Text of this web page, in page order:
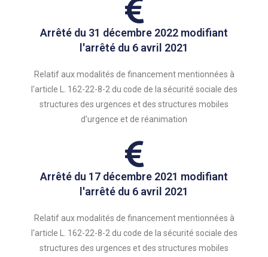
Arrêté du 31 décembre 2022 modifiant
l'arrêté du 6 avril 2021
Relatif aux modalités de financement mentionnées à
l'article L. 162-22-8-2 du code de la sécurité sociale des
structures des urgences et des structures mobiles
d'urgence et de réanimation
Arrêté du 17 décembre 2021 modifiant
l'arrêté du 6 avril 2021
Relatif aux modalités de financement mentionnées à
l'article L. 162-22-8-2 du code de la sécurité sociale des
structures des urgences et des structures mobiles